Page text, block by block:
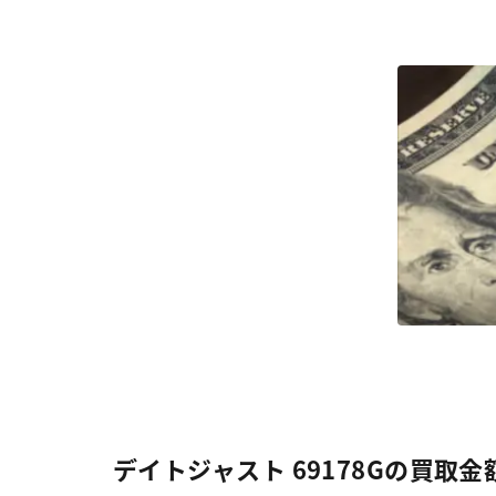
デイトジャスト 69178Gの買取金